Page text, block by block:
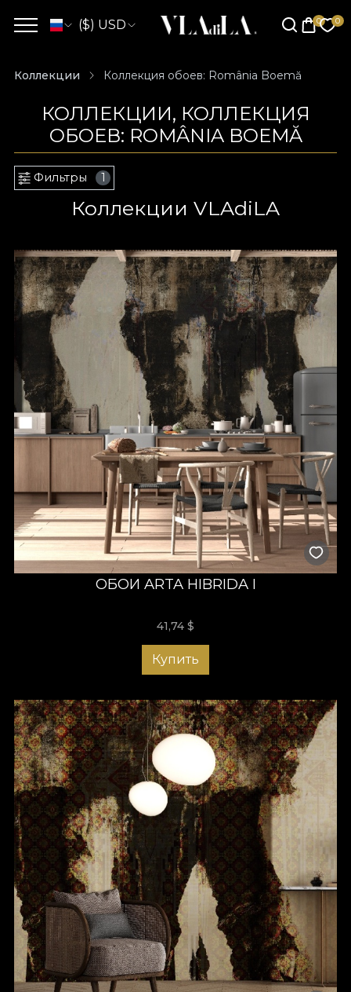
($) USD
Коллекции Коллекция обоев: România Boemă
КОЛЛЕКЦИИ, КОЛЛЕКЦИЯ
ОБОЕВ: ROMÂNIA BOEMĂ
Фильтры 1
Коллекции VLAdiLA
ОБОИ ARTA HIBRIDA I
41,74 $
Купить